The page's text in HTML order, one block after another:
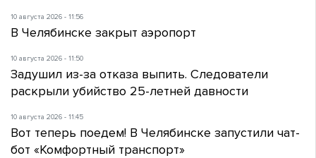
10 августа 2026 - 11:56
В Челябинске закрыт аэропорт
10 августа 2026 - 11:50
Задушил из-за отказа выпить. Следователи
раскрыли убийство 25-летней давности
10 августа 2026 - 11:45
Вот теперь поедем! В Челябинске запустили чат-
бот «Комфортный транспорт»